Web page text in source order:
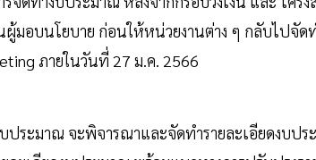
ผู้มอบนโยบาย ก่อนให้หน่วยงานต่าง ๆ กลับไปจั
ภายในวันที่ 27 ม.ค. 2566
ประมาณ จะพิจารณาและจัดทำรายละเอียดงบป